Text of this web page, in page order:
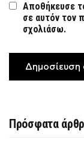
Αποθήκευσε
σε αυτόν τον
σχολιάσω.
Πρόσφατα